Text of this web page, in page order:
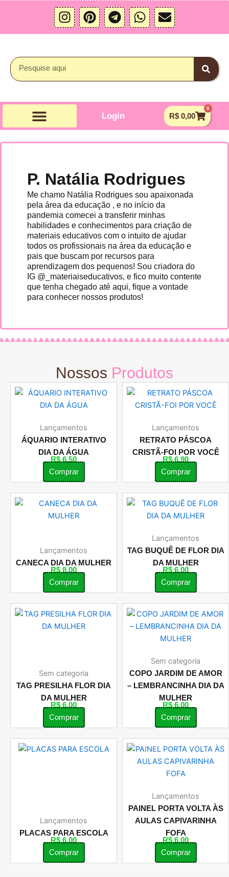
I
n
s
a
a
P
i
n
s
T
e
l
m
W
h
a
p
E
n
v
e
Pesquisar
Login R$0,00
0
P. Natália Rodrigues
Me chamo Natália Rodrigues sou apaixonada
pela área da educação , e no início da
pandemia comecei a transferir minhas
habilidades e conhecimentos para criação de
materiais educativos com o intuito de ajudar
todos os profissionais na área da educação e
pais que buscam por recursos para
aprendizagem dos pequenos! Sou criadora do
IG @_materiaiseducativos, e fico muito contente
que tenha chegado até aqui, fique a vontade
para conhecer nossos produtos!
Nossos Produtos
Lançamentos
ÁQUARIO INTERATIVO
DIA DA ÁGUA
R$ 6,50
Comprar
Lançamentos
RETRATO PÁSCOA
CRISTÃ-FOI POR VOCÊ
R$ 6,90
Comprar
Lançamentos
CANECA DIA DA MULHER
R$ 8,00
Comprar
Lançamentos
TAG BUQUÊ DE FLOR DIA
DA MULHER
R$ 6,00
Comprar
Sem categoria
TAG PRESILHA FLOR DIA
DA MULHER
R$ 6,00
Comprar
Sem categoria
COPO JARDIM DE AMOR
– LEMBRANCINHA DIA DA
MULHER
R$ 6,00
Comprar
Lançamentos
PLACAS PARA ESCOLA
R$ 6,00
Comprar
Lançamentos
PAINEL PORTA VOLTA ÀS
AULAS CAPIVARINHA
FOFA
R$ 6,00
Comprar